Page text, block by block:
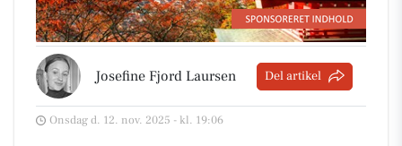
Josefine Fjord Laursen Del artikel
Onsdag d. 12. nov. 2025 - kl. 19:06